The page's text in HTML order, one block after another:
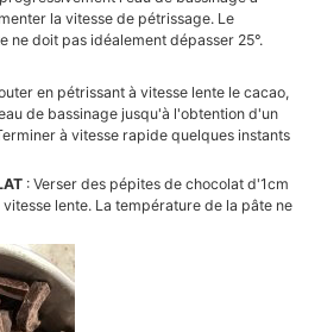
la vitesse de pétrissage. Le
ne doit pas idéalement dépasser 25°.
en pétrissant à vitesse lente le cacao,
de bassinage jusqu'à l'obtention d'un
à vitesse rapide quelques instants
: Verser des pépites de chocolat d'1cm
lente. La température de la pâte ne